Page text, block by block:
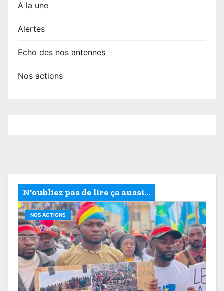
A la une
Alertes
Echo des nos antennes
Nos actions
N'oubliez pas de lire ça aussi...
NOS ACTIONS